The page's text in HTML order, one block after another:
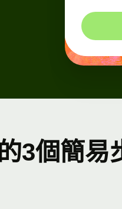
3個簡易